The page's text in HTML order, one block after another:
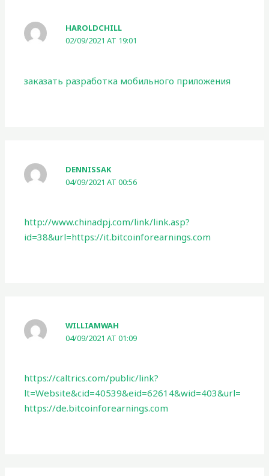
HAROLDCHILL
02/09/2021 AT 19:01
заказать разработка мобильного приложения
DENNISSAK
04/09/2021 AT 00:56
http://www.chinadpj.com/link/link.asp?
id=38&url=https://it.bitcoinforearnings.com
WILLIAMWAH
04/09/2021 AT 01:09
https://caltrics.com/public/link?
lt=Website&cid=40539&eid=62614&wid=403&url=
https://de.bitcoinforearnings.com